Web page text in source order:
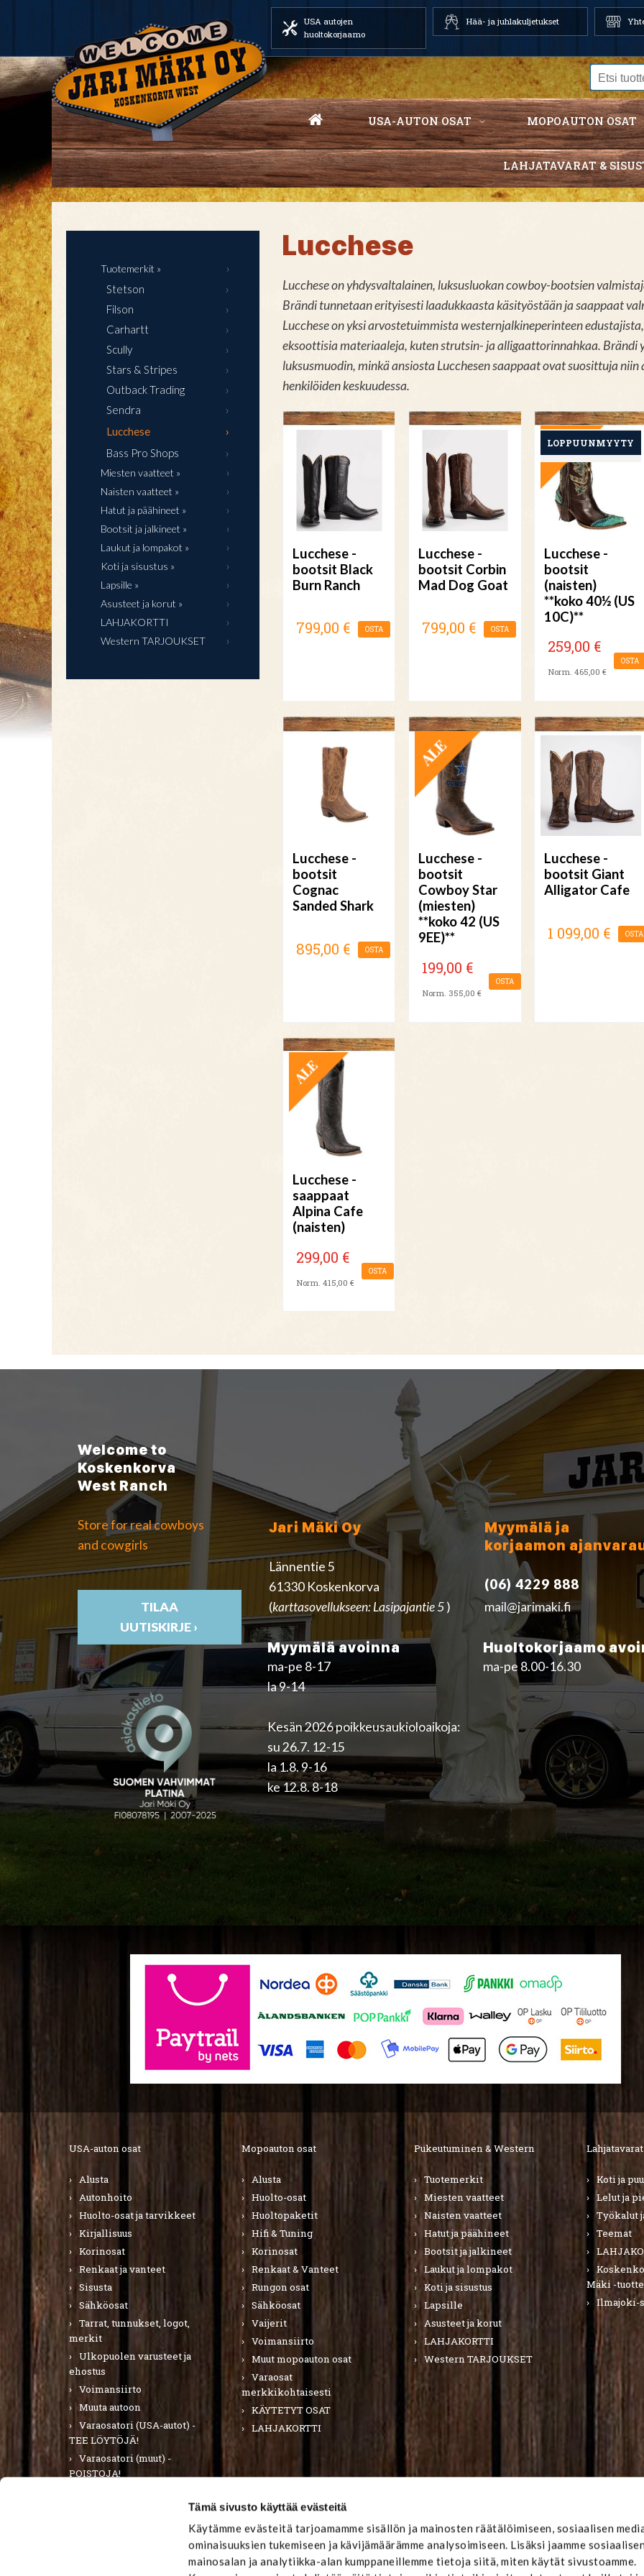
Tämä sivusto käyttää evästeitä
Käytämme evästeitä tarjoamamme sisällön ja mainosten räätälöimiseen, sosiaalisen
ominaisuuksien tukemiseen ja kävijämäärämme analysoimiseen. Lisäksi jaamme
mainosalan ja analytiikka-alan kumppaneillemme tietoja siitä, miten käytät sivustoamme.
USA autojen
huoltokorjaamo
Hää- ja juhlakuljetukset
USA-AUTON OSAT MOPOAUTON OSAT
LAHJATAVARAT &
Tuotemerkit »
Stetson
Filson
Carhartt
Scully
Stars & Stripes
Outback Trading
Sendra
Lucchese
Bass Pro Shops
Miesten vaatteet »
Naisten vaatteet »
Hatut ja päähineet »
Bootsit ja jalkineet »
Laukut ja lompakot »
Koti ja sisustus »
Lapsille »
Asusteet ja korut »
LAHJAKORTTI
Western TARJOUKSET
Lucchese
Lucchese on yhdysvaltalainen, luksusluokan cowboy-bootsien
Brändi tunnetaan erityisesti laadukkaasta käsityöstään ja saappaat
Lucchese on yksi arvostetuimmista westernjalkineperinteen
eksoottisia materiaaleja, kuten strutsin- ja alligaattorinnahkaa. Brändi
luksusmuodin, minkä ansiosta Lucchesen saappaat ovat suosittuja
henkilöiden keskuudessa.
Lucchese -
bootsit Black
Burn Ranch
799,00 € OSTA
Lucchese -
bootsit Corbin
Mad Dog Goat
799,00 € OSTA
Lucchese -
bootsit
(naisten)
**koko 40½ (US
10C)**
259,00 €
Norm. 465,00 €
OSTA
Lucchese -
bootsit
Cognac
Sanded Shark
895,00 € OSTA
TARJOUS
Lucchese -
bootsit
Cowboy Star
(miesten)
**koko 42 (US
9EE)**
199,00 €
Norm. 355,00 €
OSTA
Lucchese -
bootsit Giant
Alligator Cafe
1 099,00 € OSTA
TARJOUS
Lucchese -
saappaat
Alpina Cafe
(naisten)
299,00 €
Norm. 415,00 €
OSTA
Welcome to
Koskenkorva
West Ranch
Store for real cowboys
and cowgirls
TILAA
UUTISKIRJE ›
Jari Mäki Oy
Lännentie 5
61330 Koskenkorva
(karttasovellukseen: Lasipajantie 5)
Myymälä ja
korjaamon
(06) 4229 888
mail@jarimaki.fi
Myymälä avoinna
ma-pe 8-17
la 9-14
Kesän 2026 poikkeusaukioloaikoja:
su 26.7. 12-15
la 1.8. 9-16
ke 12.8. 8-18
Huoltokorjaamo
ma-pe 8.00-16.30
USA-auton osat
Alusta
Autonhoito
Huolto-osat ja tarvikkeet
Kirjallisuus
Korinosat
Renkaat ja vanteet
Sisusta
Sähköosat
Tarrat, tunnukset, logot,
merkit
Ulkopuolen varusteet ja
ehostus
Voimansiirto
Muuta autoon
Varaosatori (USA-autot) -
TEE LÖYTÖJÄ!
Varaosatori (muut) -
POISTOJA!
Mopoauton osat
Alusta
Huolto-osat
Huoltopaketit
Hifi & Tuning
Korinosat
Renkaat & Vanteet
Rungon osat
Sähköosat
Vaijerit
Voimansiirto
Muut mopoauton osat
Varaosat
merkkikohtaisesti
KÄYTETYT OSAT
LAHJAKORTTI
Pukeutuminen & Western
Tuotemerkit
Miesten vaatteet
Naisten vaatteet
Hatut ja päähineet
Bootsit ja jalkineet
Laukut ja lompakot
Koti ja sisustus
Lapsille
Asusteet ja korut
LAHJAKORTTI
Western TARJOUKSET
Koti ja
Lelut ja
Työkalut
Teemat
Mäki -
Ilmajoki-